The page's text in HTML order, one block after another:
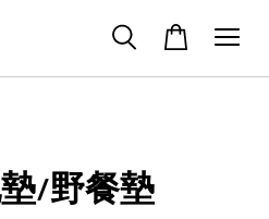
/野餐墊